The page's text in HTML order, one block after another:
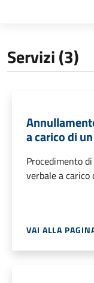
Servizi (3)
a carico di
Procedimento
verbale a
VAI ALLA